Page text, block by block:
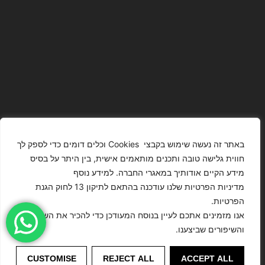
באתר זה נעשה שימוש בקבצי Cookies וכלים דומים כדי לספק לך
חווית גלישה טובה ותכנים מותאמים אישית, בין היתר על בסיס
מידע הקיים אודותיך במאגרי החברה. למידע נוסף
מדיניות הפרטיות שלנו עודכנה בהתאם לתיקון 13 לחוק הגנת
הפרטיות.
אנו מזמינים אתכם לעיין בנוסח המעודכן כדי להכיר את השינויים
והשיפורים שביצענו.
CUSTOMISE REJECT ALL ACCEPT ALL
Presented On
This Website
Have Been
Digitally
Enhanced Or
Modified.
T4YOU
ISRAEL – כל
מדיניות
הצהרת נגישות